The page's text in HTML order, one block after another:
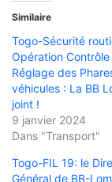
Similaire
Togo-Sécurité
Opération
Réglage des
véhicules : La BB
joint !
9 janvier 2024
Dans "Transport"
Togo-FIL 19: le
Général de BB-